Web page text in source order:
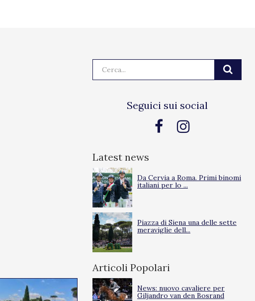
Seguici sui social
Latest news
Da Cervia a Roma. Primi binomi
italiani per lo ...
Piazza di Siena una delle sette
meraviglie dell...
Articoli Popolari
News: nuovo cavaliere per
Giljandro van den Bosrand